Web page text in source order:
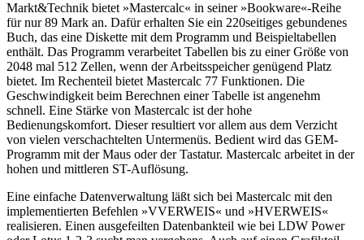
Markt&Technik bietet »Mastercalc« in seiner »Bookware«-Reihe
für nur 89 Mark an. Dafür erhalten Sie ein 220seitiges gebundenes
Buch, das eine Diskette mit dem Programm und Beispieltabellen
enthält. Das Programm verarbeitet Tabellen bis zu einer Größe von
2048 mal 512 Zellen, wenn der Arbeitsspeicher genügend Platz
bietet. Im Rechenteil bietet Mastercalc 77 Funktionen. Die
Geschwindigkeit beim Berechnen einer Tabelle ist angenehm
schnell. Eine Stärke von Mastercalc ist der hohe
Bedienungskomfort. Dieser resultiert vor allem aus dem Verzicht
von vielen verschachtelten Untermenüs. Bedient wird das GEM-
Programm mit der Maus oder der Tastatur. Mastercalc arbeitet in der
hohen und mittleren ST-Auflösung.
Eine einfache Datenverwaltung läßt sich bei Mastercalc mit den
implementierten Befehlen »VVERWEIS« und »HVERWEIS«
realisieren. Einen ausgefeilten Datenbankteil wie bei LDW Power